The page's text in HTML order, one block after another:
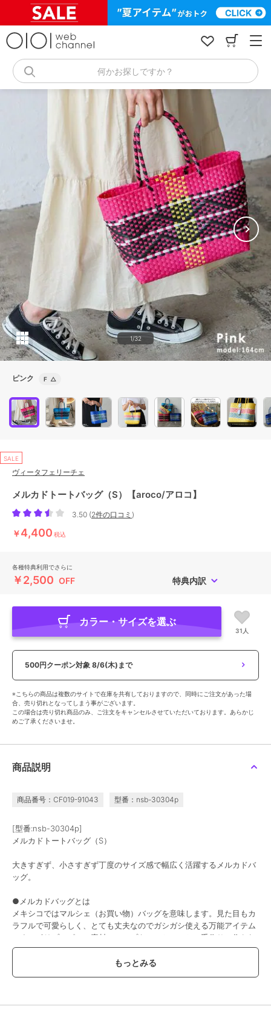
キ
何かお探しですか？
1/32
ピンク F △
SALE
ヴィータフェリーチェ
メルカドトートバッグ（S）【aroco/アロコ】
3.50 (2件の口コミ )
￥4,400 税込
各種特典利用でさらに
￥2,500 OFF 特典内訳
カラー・サイズを選ぶ
31人
500円クーポン対象 8/6(木)まで
※こちらの商品は複数のサイトで在庫を共有しておりますので、同時にご注文があった場
合、売り切れとなってしまう事がございます。
この場合は売り切れ商品のみ、ご注文をキャンセルさせていただいております。あらかじ
めご了承くださいませ。
商品説明
商品番号：CF019-91043 型番：nsb-30304p
[型番:nsb-30304p]
メルカドトートバッグ（S）
大きすぎず、小さすぎず丁度のサイズ感で幅広く活躍するメルカドバ
ッグ。
●メルカドバッグとは
メキシコではマルシェ（お買い物）バッグを意味します。見た目もカ
ラフルで可愛らしく、とても丈夫なのでガシガシ使える万能アイテム
です。ポリプロピレン素材のテープを、ひとつひとつ手作りで作られ
たメキシコの手工芸品の楽しさ、美しさが魅力です。
●水に強く、濡れてもサッと拭くだけでOK
雨に強く、汚れてもサッと拭くだけの簡単お手入れ。また、ガシガシ